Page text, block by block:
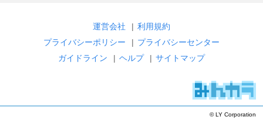
運営会社 | 利用規約
プライバシーポリシー
| プライバシーセンター
ガイドライン
| ヘルプ | サイトマップ
© LY Corporation